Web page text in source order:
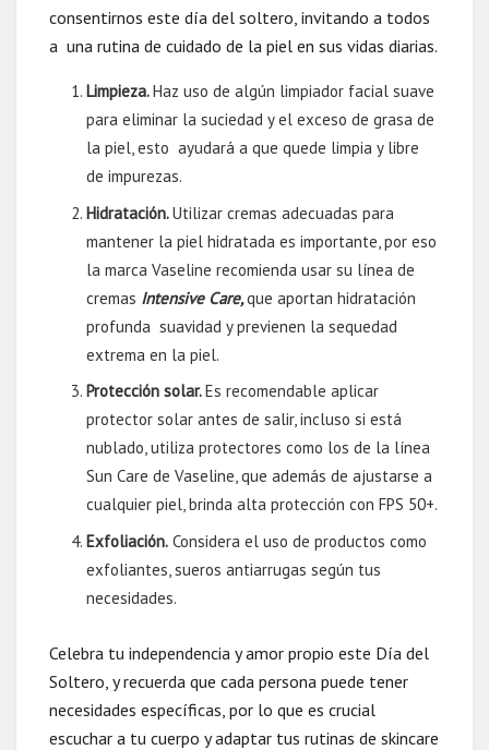
consentirnos este día del soltero, invitando a todos
a una rutina de cuidado de la piel en sus vidas diarias.
Limpieza.Haz uso de algún limpiador facial suave
para eliminar la suciedad y el exceso de grasa de
la piel, esto ayudará a que quede limpia y libre
de impurezas.
Hidratación.Utilizar cremas adecuadas para
mantener la piel hidratada es importante, por eso
la marca Vaseline recomienda usar su línea de
cremas Intensive Care,que aportan hidratación
profunda suavidad y previenen la sequedad
extrema en la piel.
Protección solar.Es recomendable aplicar
protector solar antes de salir, incluso si está
nublado, utiliza protectores como los de la línea
Sun Care de Vaseline, que además de ajustarse a
cualquier piel, brinda alta protección con FPS 50+.
Exfoliación. Considera el uso de productos como
exfoliantes, sueros antiarrugas según tus
necesidades.
Celebra tu independencia y amor propio este Día del
Soltero, y recuerda que cada persona puede tener
necesidades específicas, por lo que es crucial
escuchar a tu cuerpo y adaptar tus rutinas de skincare